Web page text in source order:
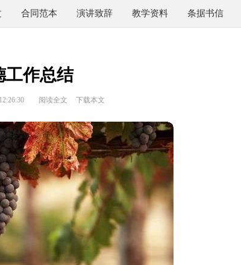
合同范本 演讲致辞 教学资料 条据书信
工作总结
阅读全文 下载本文